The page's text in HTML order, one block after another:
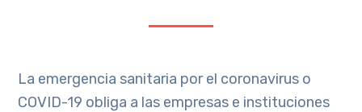
La emergencia sanitaria por el coronavirus o
COVID-19 obliga a las empresas e instituciones